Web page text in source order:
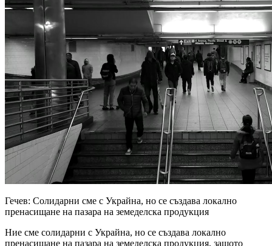
Гечев: Солидарни сме с Украйна, но се създава локално
пренасищане на пазара на земеделска продукция
Ние сме солидарни с Украйна, но се създава локално
пренасищане на пазара на земеделска продукция, защото